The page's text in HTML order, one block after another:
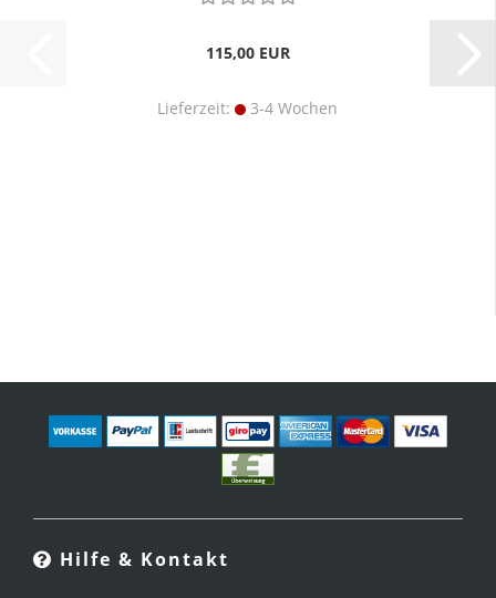
115,00 EUR
Lieferzeit: 3-4 Wochen
Hilfe & Kontakt